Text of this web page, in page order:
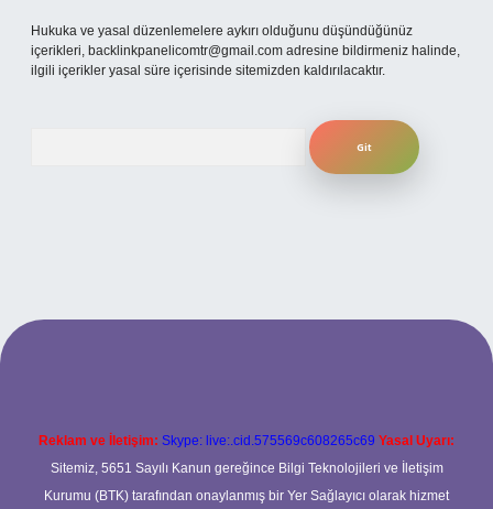
Hukuka ve yasal düzenlemelere aykırı olduğunu düşündüğünüz
içerikleri, backlinkpanelicomtr@gmail.com adresine bildirmeniz halinde,
ilgili içerikler yasal süre içerisinde sitemizden kaldırılacaktır.
giriş
Reklam ve İletişim: Skype: live:.cid.575569c608265c69 Yasal Uyarı:
Sitemiz, 5651 Sayılı Kanun gereğince Bilgi Teknolojileri ve İletişim
Kurumu (BTK) tarafından onaylanmış bir Yer Sağlayıcı olarak hizmet